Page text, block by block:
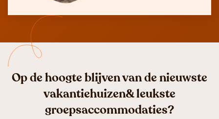
Op de hoogte blijven van de nieuwste
vakantiehuizen& leukste
groepsaccommodaties?